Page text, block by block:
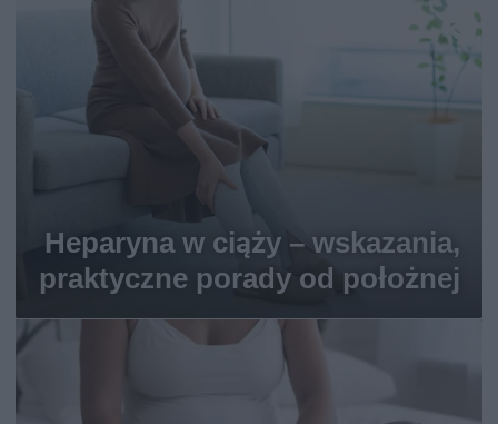
Heparyna w ciąży – wskazania,
praktyczne porady od położnej